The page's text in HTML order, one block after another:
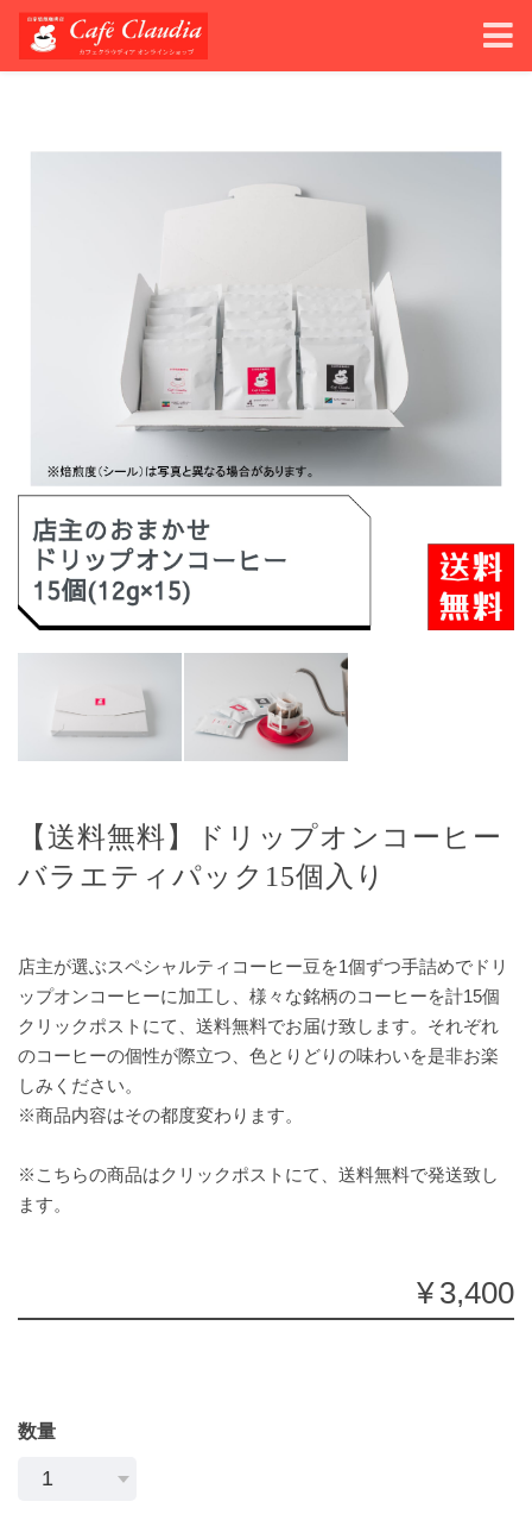
【送料無料】ドリップオンコーヒー
バラエティパック15個入り
店主が選ぶスペシャルティコーヒー豆を1個ずつ手詰めでドリ
ップオンコーヒーに加工し、様々な銘柄のコーヒーを計15個
クリックポストにて、送料無料でお届け致します。それぞれ
のコーヒーの個性が際立つ、色とりどりの味わいを是非お楽
しみください。
※商品内容はその都度変わります。
※こちらの商品はクリックポストにて、送料無料で発送致し
ます。
¥3,400
数量